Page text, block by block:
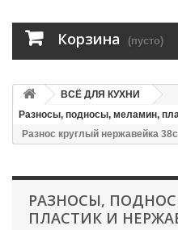
Корзина (пусто)
ВСЁ ДЛЯ КУХНИ
Разносы, подносы, меламин,
Разнос круглый нержавейка
РАЗНОСЫ,
ПЛАСТИК И